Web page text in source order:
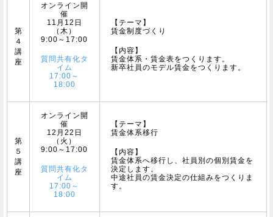
第
４
講
座
オンライン開
催
11月12日
（木）
9:00～17:00
質問共有化タ
イム
17:00～
18:00
【テーマ】
賃金制度づくり
【内容】
賃金体系・賃金表をつくります。
新卒社員のモデル賃金をつくります。
第
５
講
座
オンライン開
催
12月22日
（火）
9:00～17:00
質問共有化タ
イム
17:00～
18:00
【テーマ】
賃金体系移行
【内容】
賃金体系へ移行し、社員別の個別賃金を
決定します。
中途社員の賃金決定の仕組みをつくりま
す。